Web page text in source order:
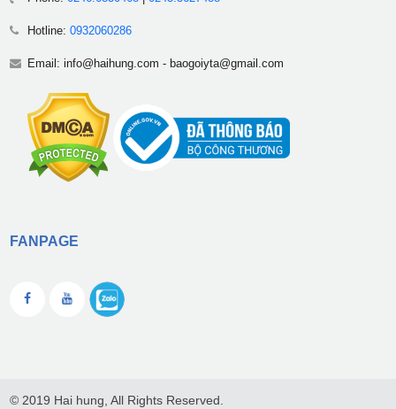
Hotline: 0932060286
Email: info@haihung.com - baogoiyta@gmail.com
FANPAGE
© 2019 Hai hung, All Rights Reserved.